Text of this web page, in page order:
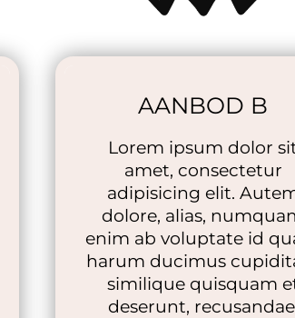
AANBOD B
Lorem ipsum dolor
amet, consectetur
adipisicing elit.
dolore, alias,
enim ab voluptate id
harum ducimus
similique quisquam
deserunt,